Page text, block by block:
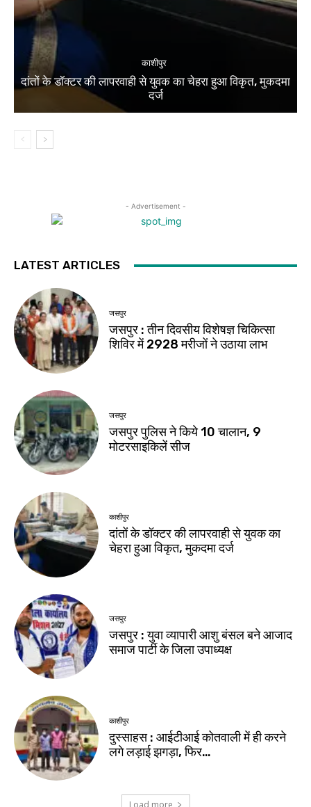
काशीपुर
दांतों के डॉक्टर की लापरवाही से युवक का चेहरा हुआ विकृत, मुकदमा
दर्ज
- Advertisement -
LATEST ARTICLES
जसपुर
जसपुर : तीन दिवसीय विशेषज्ञ चिकित्सा
शिविर में 2928 मरीजों ने उठाया लाभ
जसपुर
जसपुर पुलिस ने किये 10 चालान, 9
मोटरसाइकिलें सीज
काशीपुर
दांतों के डॉक्टर की लापरवाही से युवक का
चेहरा हुआ विकृत, मुकदमा दर्ज
जसपुर
जसपुर : युवा व्यापारी आशु बंसल बने आजाद
समाज पार्टी के जिला उपाध्यक्ष
काशीपुर
दुस्साहस : आईटीआई कोतवाली में ही करने
लगे लड़ाई झगड़ा, फिर…